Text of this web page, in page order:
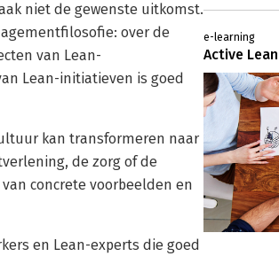
niet de gewenste uitkomst.
over de
van Lean-
Lean-initiatieven is goed
kan transformeren naar
de zorg of de
concrete voorbeelden en
en Lean-experts die goed
e-learning
Active